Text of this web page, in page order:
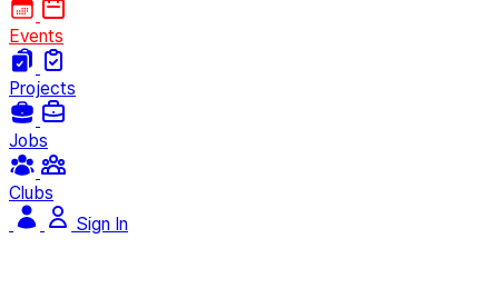
Events
Projects
Jobs
Clubs
Sign In